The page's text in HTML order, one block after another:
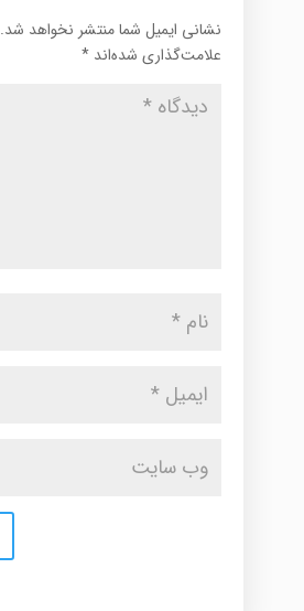
نشانی ایمیل شما منتشر نخواهد شد.
علامت‌گذاری شده‌اند *